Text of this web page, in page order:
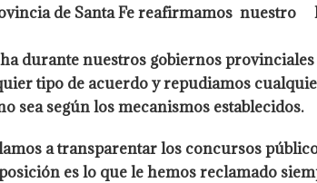
de Santa Fe reafirmamos
durante nuestros gobiernos provinciales
tipo de acuerdo y repudiamos
sea según los mecanismos establecidos.
a transparentar los concursos
es lo que le hemos reclamado